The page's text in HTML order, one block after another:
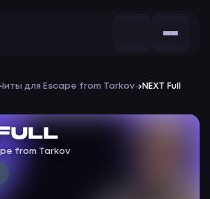
для Escape from Tarkov NEXT Full
Full
from Tarkov